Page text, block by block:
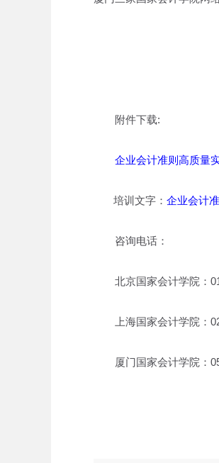
附件下载:
企业会计准则高质量
培训文字： 企业会计
咨询电话：
北京国家会计学院：
上海国家会计学院：
厦门国家会计学院：